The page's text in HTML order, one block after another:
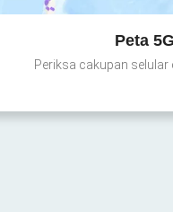
Peta 5G
Periksa cakupan selular